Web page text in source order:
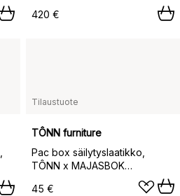
420 €
Tilaustuote
TÔNN furniture
Pac box säilytyslaatikko,
TÔNN x MAJASBOK
Elderflower green, 2-pack
45 €